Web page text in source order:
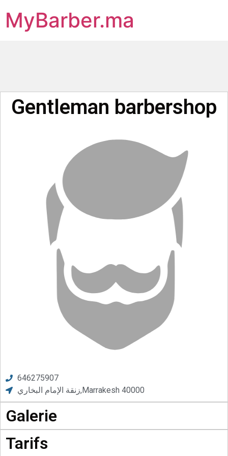
MyBarber.ma
Gentleman barbershop
646275907
زنقة الإمام البخاري,Marrakesh 40000
Galerie
Tarifs